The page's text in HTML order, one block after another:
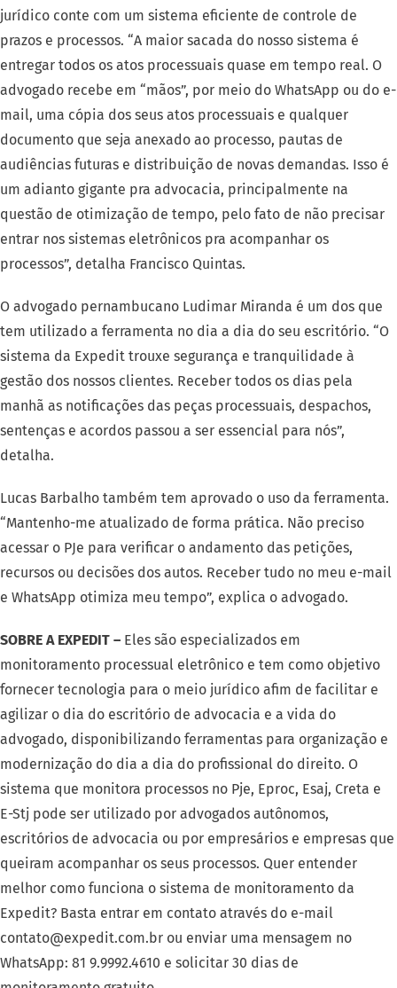
jurídico conte com um sistema eficiente de controle de
prazos e processos. “A maior sacada do nosso sistema é
entregar todos os atos processuais quase em tempo real. O
advogado recebe em “mãos”, por meio do WhatsApp ou do e-
mail, uma cópia dos seus atos processuais e qualquer
documento que seja anexado ao processo, pautas de
audiências futuras e distribuição de novas demandas. Isso é
um adianto gigante pra advocacia, principalmente na
questão de otimização de tempo, pelo fato de não precisar
entrar nos sistemas eletrônicos pra acompanhar os
processos”, detalha Francisco Quintas.
O advogado pernambucano Ludimar Miranda é um dos que
tem utilizado a ferramenta no dia a dia do seu escritório. “O
sistema da Expedit trouxe segurança e tranquilidade à
gestão dos nossos clientes. Receber todos os dias pela
manhã as notificações das peças processuais, despachos,
sentenças e acordos passou a ser essencial para nós”,
detalha.
Lucas Barbalho também tem aprovado o uso da ferramenta.
“Mantenho-me atualizado de forma prática. Não preciso
acessar o PJe para verificar o andamento das petições,
recursos ou decisões dos autos. Receber tudo no meu e-mail
e WhatsApp otimiza meu tempo”, explica o advogado.
SOBRE A EXPEDIT – Eles são especializados em
monitoramento processual eletrônico e tem como objetivo
fornecer tecnologia para o meio jurídico afim de facilitar e
agilizar o dia do escritório de advocacia e a vida do
advogado, disponibilizando ferramentas para organização e
modernização do dia a dia do profissional do direito. O
sistema que monitora processos no Pje, Eproc, Esaj, Creta e
E-Stj pode ser utilizado por advogados autônomos,
escritórios de advocacia ou por empresários e empresas que
queiram acompanhar os seus processos. Quer entender
melhor como funciona o sistema de monitoramento da
Expedit? Basta entrar em contato através do e-mail
contato@expedit.com.br ou enviar uma mensagem no
WhatsApp: 81 9.9992.4610 e solicitar 30 dias de